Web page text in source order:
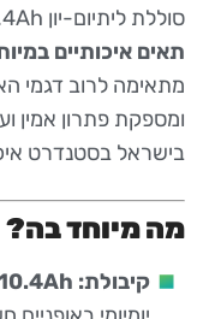
סוללת ליתיום-יון 48V 10.4Ah נשלפת המורכבת עם
תאים איכותיים
מתאימה לרוב דגמי
בישראל בסטנדרט
מה מיוחד בה?
קיבולת: 10.4Ah